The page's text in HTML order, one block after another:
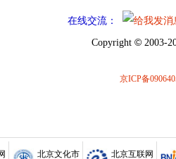
在线交流：
Copyright © 2003-
京ICP备
北京文化市 北京互联网